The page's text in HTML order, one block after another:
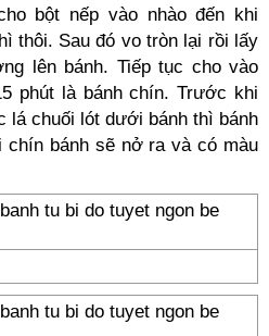
bột nếp vào nhào đến khi
thôi. Sau đó vo tròn lại rồi lấy
lên bánh. Tiếp tục cho vào
phút là bánh chín. Trước khi
lá chuối lót dưới bánh thì bánh
chín bánh sẽ nở ra và có màu